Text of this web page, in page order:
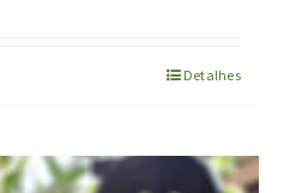
Detalhes